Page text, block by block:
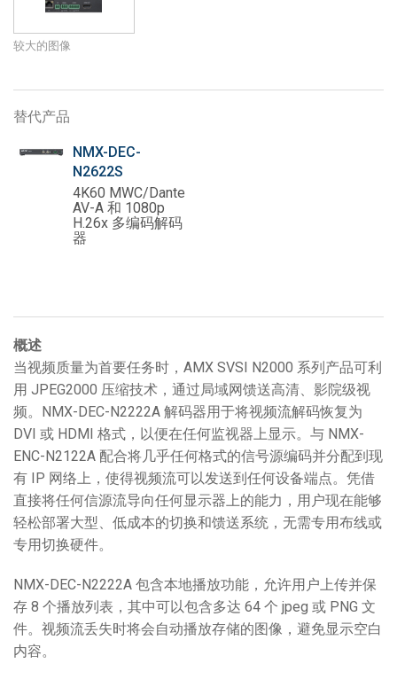
较大的图像
替代产品
NMX-DEC-
N2622S
4K60 MWC/Dante
AV-A 和 1080p
H.26x 多编码解码
器
概述
当视频质量为首要任务时，AMX SVSI N2000 系列产品可利
用 JPEG2000 压缩技术，通过局域网馈送高清、影院级视
频。NMX-DEC-N2222A 解码器用于将视频流解码恢复为
DVI 或 HDMI 格式，以便在任何监视器上显示。与 NMX-
ENC-N2122A 配合将几乎任何格式的信号源编码并分配到现
有 IP 网络上，使得视频流可以发送到任何设备端点。凭借
直接将任何信源流导向任何显示器上的能力，用户现在能够
轻松部署大型、低成本的切换和馈送系统，无需专用布线或
专用切换硬件。
NMX-DEC-N2222A 包含本地播放功能，允许用户上传并保
存 8 个播放列表，其中可以包含多达 64 个 jpeg 或 PNG 文
件。视频流丢失时将会自动播放存储的图像，避免显示空白
内容。